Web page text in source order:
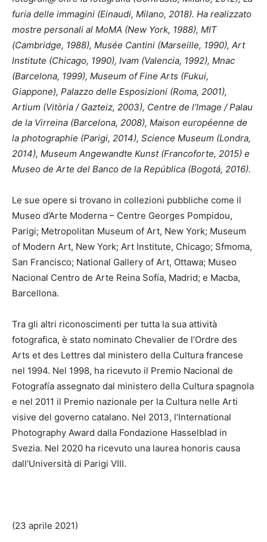
furia delle immagini (Einaudi, Milano, 2018). Ha realizzato
mostre personali al MoMA (New York, 1988), MIT
(Cambridge, 1988), Musée Cantini (Marseille, 1990), Art
Institute (Chicago, 1990), Ivam (Valencia, 1992), Mnac
(Barcelona, 1999), Museum of Fine Arts (Fukui,
Giappone), Palazzo delle Esposizioni (Roma, 2001),
Artium (Vitòria / Gazteiz, 2003), Centre de l’Image / Palau
de la Virreina (Barcelona, ​​2008), Maison européenne de
la photographie (Parigi, 2014), Science Museum (Londra,
2014), Museum Angewandte Kunst (Francoforte, 2015) e
Museo de Arte del Banco de la República (Bogotá, 2016).
Le sue opere si trovano in collezioni pubbliche come il
Museo d’Arte Moderna – Centre Georges Pompidou,
Parigi; Metropolitan Museum of Art, New York; Museum
of Modern Art, New York; Art Institute, Chicago; Sfmoma,
San Francisco; National Gallery of Art, Ottawa; Museo
Nacional Centro de Arte Reina Sofía, Madrid; e Macba,
Barcellona.
Tra gli altri riconoscimenti per tutta la sua attività
fotografica, è stato nominato Chevalier de l’Ordre des
Arts et des Lettres dal ministero della Cultura francese
nel 1994. Nel 1998, ha ricevuto il Premio Nacional de
Fotografía assegnato dal ministero della Cultura spagnola
e nel 2011 il Premio nazionale per la Cultura nelle Arti
visive del governo catalano. Nel 2013, l’International
Photography Award dalla Fondazione Hasselblad in
Svezia. Nel 2020 ha ricevuto una laurea honoris causa
dall’Università di Parigi VIII.
(23 aprile 2021)